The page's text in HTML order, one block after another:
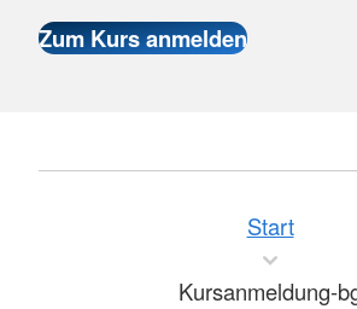
Start
Kursanmeldung-